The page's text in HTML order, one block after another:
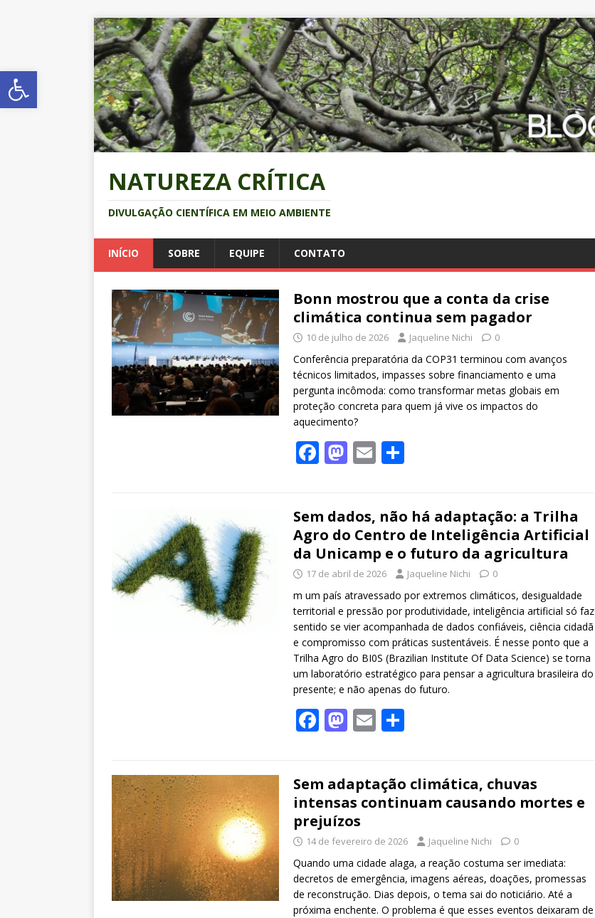
Abrir a barra de ferramentas
NATUREZA CRÍTICA
DIVULGAÇÃO CIENTÍFICA EM MEIO AMBIENTE
INÍCIO SOBRE EQUIPE CONTATO
Bonn mostrou que a conta da crise
climática continua sem pagador
10 de julho de 2026 Jaqueline Nichi 0
Conferência preparatória da COP31 terminou com avanços
técnicos limitados, impasses sobre financiamento e uma
pergunta incômoda: como transformar metas globais em
proteção concreta para quem já vive os impactos do
aquecimento?
F
b
o
o
k
M
d
o
n
E
l e
Sem dados, não há adaptação: a Trilha
Agro do Centro de Inteligência Artificial
da Unicamp e o futuro da agricultura
17 de abril de 2026 Jaqueline Nichi 0
m um país atravessado por extremos climáticos, desigualdade
territorial e pressão por produtividade, inteligência artificial só faz
sentido se vier acompanhada de dados confiáveis, ciência cidadã
e compromisso com práticas sustentáveis. É nesse ponto que a
Trilha Agro do BI0S (Brazilian Institute Of Data Science) se torna
um laboratório estratégico para pensar a agricultura brasileira do
presente; e não apenas do futuro.
F
b
o
o
k
M
d
o
n
E
l e
Sem adaptação climática, chuvas
intensas continuam causando mortes e
prejuízos
14 de fevereiro de 2026 Jaqueline Nichi 0
Quando uma cidade alaga, a reação costuma ser imediata:
decretos de emergência, imagens aéreas, doações, promessas
de reconstrução. Dias depois, o tema sai do noticiário. Até a
próxima enchente. O problema é que esses eventos deixaram de